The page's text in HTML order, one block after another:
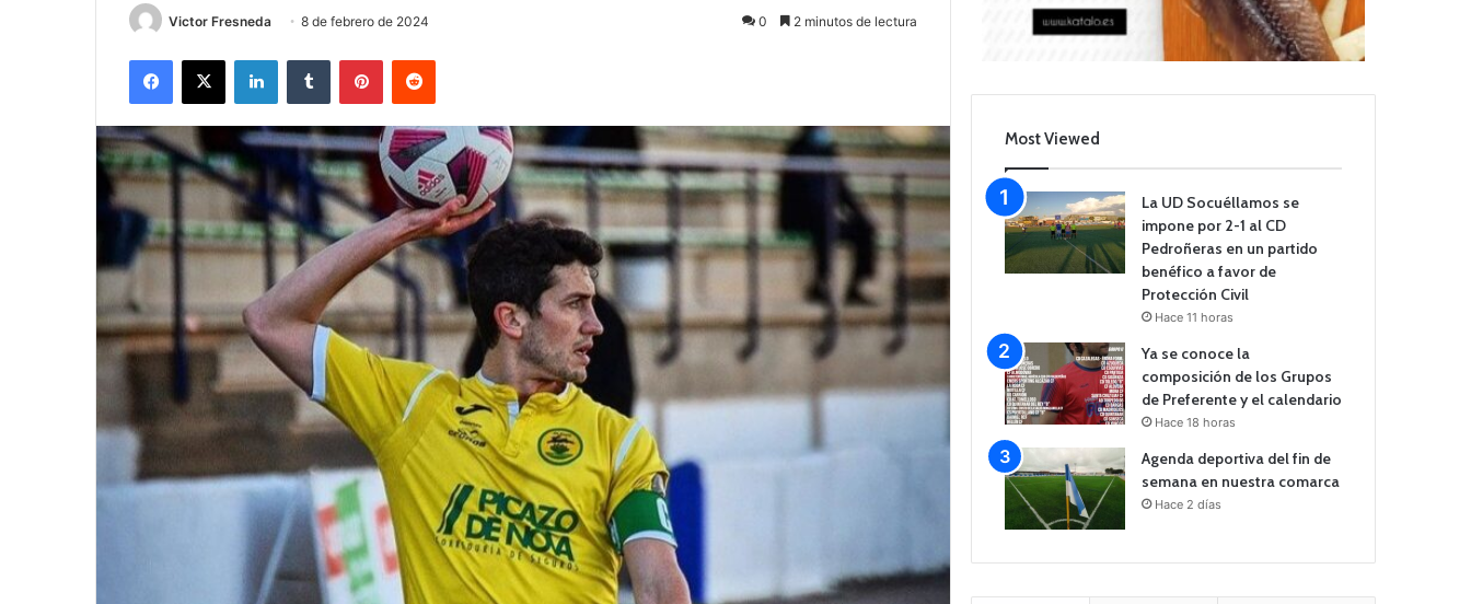
Victor Fresneda 8 de febrero de 2024 0 2 minutos de lectura
Most Viewed
La UD Socuéllamos se
impone por 2-1 al CD
Pedroñeras en un partido
benéfico a favor de
Protección Civil
Hace 11 horas
Ya se conoce la
composición de los Grupos
de Preferente y el calendario
Hace 18 horas
Agenda deportiva del fin de
semana en nuestra comarca
Hace 2 días